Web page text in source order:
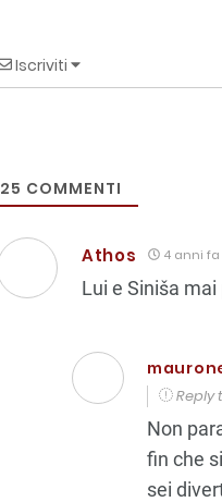
Iscriviti
25 COMMENTI
Athos 4 anni fa
Lui e Siniša mai
Non
fin che
sei